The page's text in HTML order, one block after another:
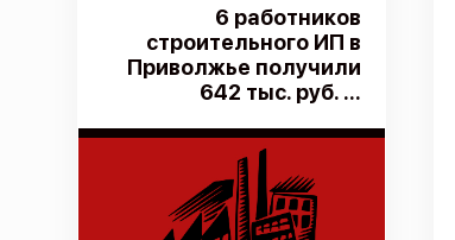
6 работников
строительного ИП в
Приволжье получили
642 тыс. руб. ...